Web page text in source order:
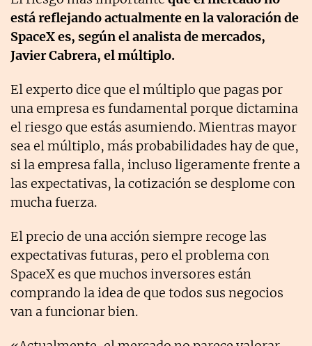
está reflejando actualmente en la valoración de
SpaceX es, según el analista de mercados,
Javier Cabrera, el múltiplo.
El experto dice que el múltiplo que pagas por
una empresa es fundamental porque dictamina
el riesgo que estás asumiendo. Mientras mayor
sea el múltiplo, más probabilidades hay de que,
si la empresa falla, incluso ligeramente frente a
las expectativas, la cotización se desplome con
mucha fuerza.
El precio de una acción siempre recoge las
expectativas futuras, pero el problema con
SpaceX es que muchos inversores están
comprando la idea de que todos sus negocios
van a funcionar bien.